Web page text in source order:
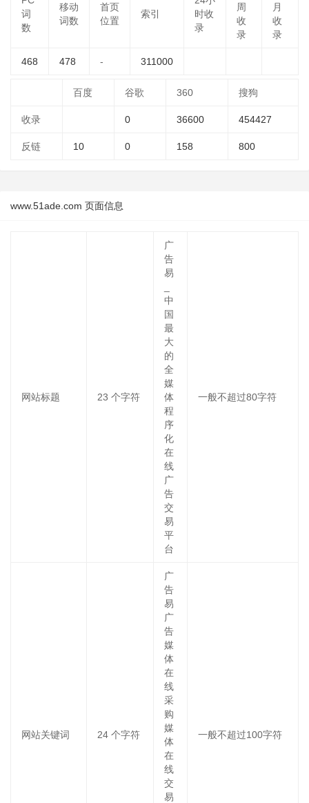
词
数
移动
词数
首页
位置
索引
时收
录
周
收
录
月
收
录
468 478 - 311000
百度 谷歌 360 搜狗
收录 0 36600 454427
反链 10 0 158 800
www.51ade.com 页面信息
网站标题 23 个字符
广
告
易
中
国
最
大
的
全
媒
体
程
序
化
在
线
广
告
交
易
平
台
一般不超过80字符
网站关键词 24 个字符
广
告
易
广
告
媒
体
在
线
采
购
媒
体
在
线
交
易
一般不超过100字符